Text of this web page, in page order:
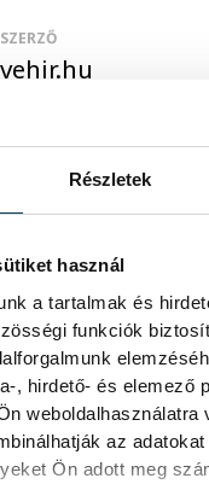
Részletek
használ
a tartalmak és
funkciók
, hirdető- és elemező
weboldalhasználatra
az
Ön adott meg
SZERZŐ
vehir.hu